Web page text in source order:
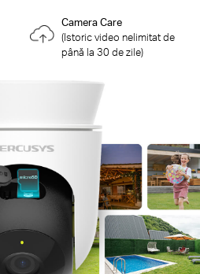
Camera Care
(Istoric video nelimitat de
până la 30 de zile)